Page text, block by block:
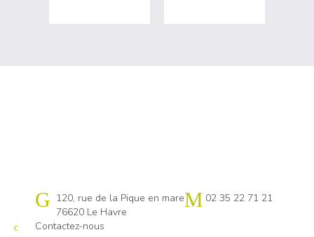
Cap emploi 76 Le Havre
120, rue de la Pique en mare
76620 Le Havre
02 35 22 71 21
Contactez-nous